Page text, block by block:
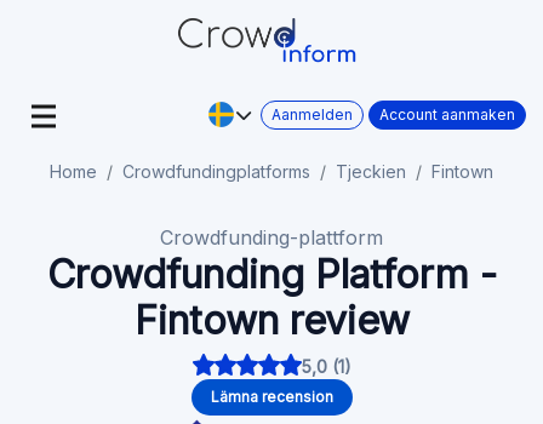
Aanmelden Account aanmaken
Home Crowdfundingplatforms Tjeckien Fintown
Crowdfunding-plattform
Crowdfunding Platform -
Fintown review
5,0 (1)
Lämna recension